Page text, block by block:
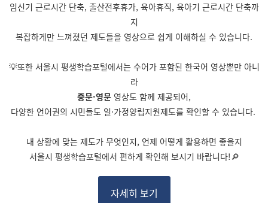
임신기 근로시간 단축, 출산전후휴가, 육아휴직, 육아기 근로시간 단축까
지
복잡하게만 느껴졌던 제도들을 영상으로 쉽게 이해하실 수 있습니다.
💡또한 서울시 평생학습포털에서는 수어가 포함된 한국어 영상뿐만 아니
라
중문·영문 영상도 함께 제공되어,
다양한 언어권의 시민들도 일·가정양립지원제도를 확인할 수 있습니다.
내 상황에 맞는 제도가 무엇인지, 언제 어떻게 활용하면 좋을지
서울시 평생학습포털에서 편하게 확인해 보시기 바랍니다!🔎
자세히 보기